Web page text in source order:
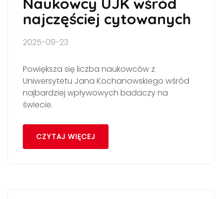
najczęściej cytowanych
2025-09-23
Powiększa się liczba naukowców z
Uniwersytetu Jana Kochanowskiego wśród
najbardziej wpływowych badaczy na
świecie.
CZYTAJ WIĘCEJ